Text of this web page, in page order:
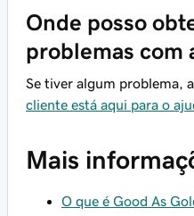
Onde posso
problemas com
Se tiver algum problema,
cliente está aqui para o
Mais
O que é Good As